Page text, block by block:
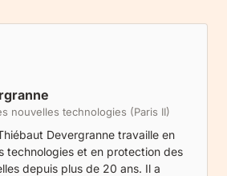
nouvelles technologies (Paris II)
Devergranne travaille en
technologies et en protection des
depuis plus de 20 ans. Il a